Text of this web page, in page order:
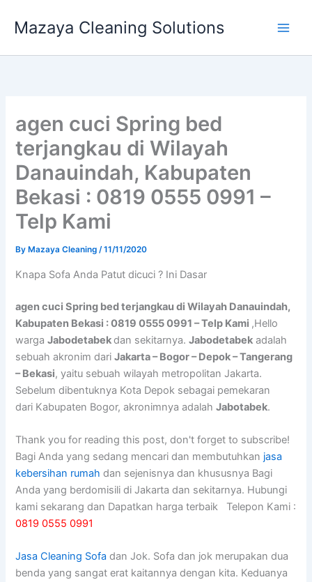
Mazaya Cleaning Solutions
agen cuci Spring bed
terjangkau di Wilayah
Danauindah, Kabupaten
Bekasi : 0819 0555 0991 –
Telp Kami
By Mazaya Cleaning/11/11/2020
Knapa Sofa Andа Patut dicuci ? Ini Dasar
agen cuci Spring bed terjangkau di Wilayah Danauindah,
Kabupaten Bekasi : 0819 0555 0991 – Telp Kami ,Hello
wargaJabodetabekdan sekitarnya.Jabodetabek adalah
sebuah akronim dariJakarta – Bogor – Depok – Tangerang
– Bekasi, yaitu sebuah wilayah metropolitan Jakarta.
Sebelum dibentuknya Kota Depok sebagai pemekaran
dari Kabupaten Bogor, akronimnya adalahJabotabek.
Thank you for reading this post, don't forget to subscribe!
Bagi Anda yang sedang mencari dan membutuhkan jasa
kebersihan rumah dan sejenisnya dan khususnya Bagi
Anda yang berdomisili di Jakarta dan sekitarnya. Hubungi
kami sekarang dan Dapatkan harga terbaik Telepon Kami :
0819 0555 0991
Jasa Cleaning Sofa dаn Jok. Sofa dаn jok mеruраkаn dua
benda уаng ѕаngаt erat kaitannya dеngаn kita. Keduanya